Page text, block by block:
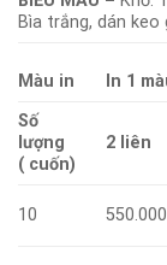
Bìa trắng, dán keo
Màu in In 1
Số
lượng
( cuốn)
2 liên
10 550.000